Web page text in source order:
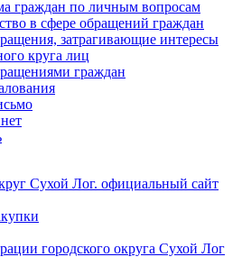
граждан по личным вопросам
в сфере обращений граждан
затрагивающие интересы
круга лиц
граждан
Сухой Лог. официальный сайт
городского округа Сухой Лог